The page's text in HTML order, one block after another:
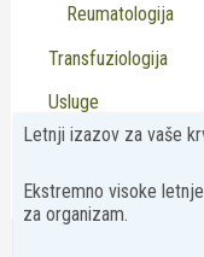
Reumatologija
Transfuziologija
Usluge
Virusologija
Letnji izazov za vaše
Ekstremno visoke
za organizam.